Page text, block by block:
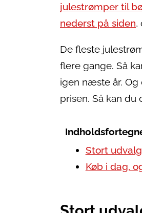
julestrømper til
nederst på siden,
De fleste
flere gange. Så
igen næste år.
prisen. Så kan
Stort
Køb i dag,